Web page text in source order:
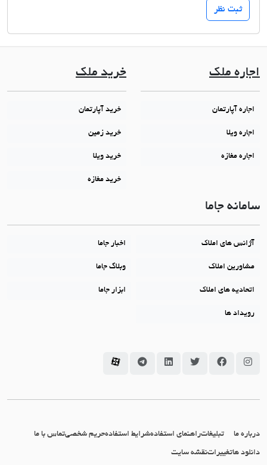
اجاره ملک
اجاره آپارتمان
اجاره ویلا
اجاره مغازه
خرید ملک
خرید آپارتمان
خرید زمین
خرید ویلا
خرید مغازه
سامانه جاما
آژانس های املاک اخبار جاما
مشاورین املاک وبلاگ جاما
اتحادیه های املاک ابزار جاما
رویداد ها
سامانه جاما در اینستاگرام
سامانه جاما در فیسبوک
سامانه جاما در توئیتر
سامانه جاما در لینکداین
سامانه جاما در تلگرام
سامانه جاما در آپارات
درباره ما تبلیغاتراهنمای استفادهشرایط استفادهحریم شخصیتماس با ما
دانلود هاتغییراتنقشه سایت